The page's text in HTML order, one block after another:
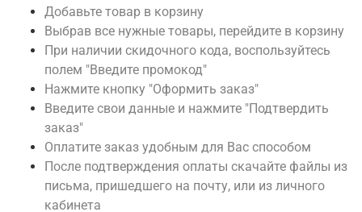
Добавьте товар в корзину
Выбрав все нужные товары, перейдите в корзину
При наличии скидочного кода, воспользуйтесь
полем "Введите промокод"
Нажмите кнопку "Оформить заказ"
Введите свои данные и нажмите "Подтвердить
заказ"
Оплатите заказ удобным для Вас способом
После подтверждения оплаты скачайте файлы из
письма, пришедшего на почту, или из личного
кабинета